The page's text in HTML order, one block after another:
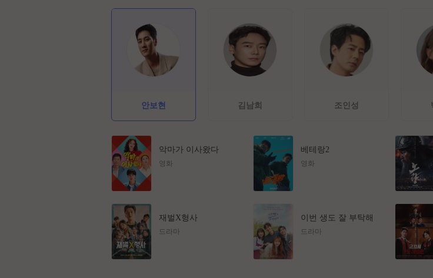
안보현 김남희 조인성
악마가 이사왔다
영화
베테랑2
영화
재벌X형사
드라마
이번 생도 잘 부탁해
드라마